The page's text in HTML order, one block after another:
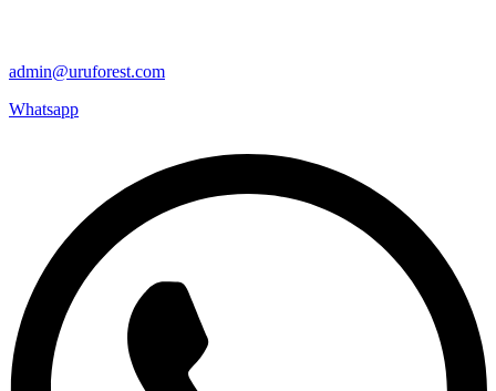
admin@uruforest.com
Whatsapp